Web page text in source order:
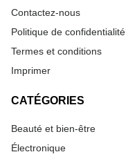
Contactez-nous
Politique de confidentialité
Termes et conditions
Imprimer
CATÉGORIES
Beauté et bien-être
Électronique